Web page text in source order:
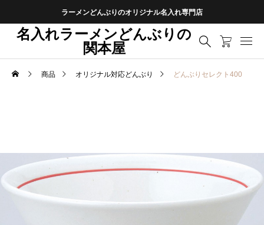
ラーメンどんぶりのオリジナル名入れ専門店
名入れラーメンどんぶりの
関本屋
商品 オリジナル対応どんぶり どんぶりセレクト400